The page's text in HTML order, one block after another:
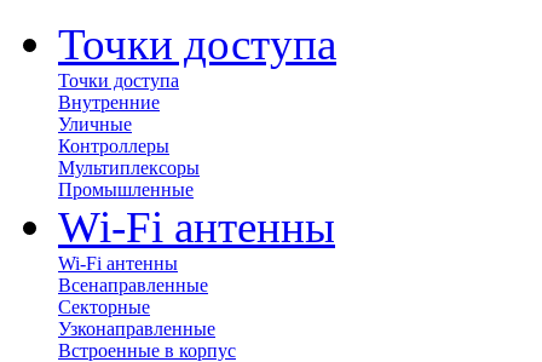
Точки доступа
Точки доступа
Внутренние
Уличные
Контроллеры
Мультиплексоры
Промышленные
Wi-Fi антенны
Wi-Fi антенны
Всенаправленные
Секторные
Узконаправленные
Встроенные в корпус